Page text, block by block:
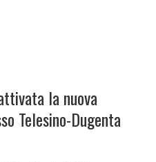
la nuova
Telesino-Dugenta